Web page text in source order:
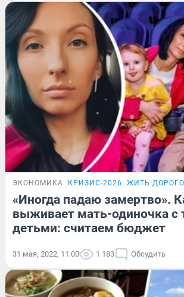
ЭКОНОМИКА КРИЗИС-2026 ЖИТЬ ДОРОГО
«Иногда падаю замертво».
выживает мать-одиночка с
детьми: считаем бюджет
31 мая, 2022, 11:00 1 183 Обсудить